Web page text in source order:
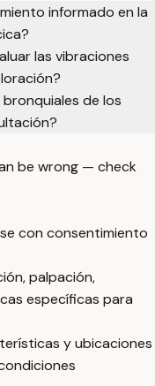
informado en la
las vibraciones
de los
be wrong — check
con consentimiento
palpación,
específicas para
y ubicaciones